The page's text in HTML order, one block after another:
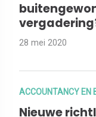
28 mei 2020
ACCOUNTANCY EN
Nieuwe